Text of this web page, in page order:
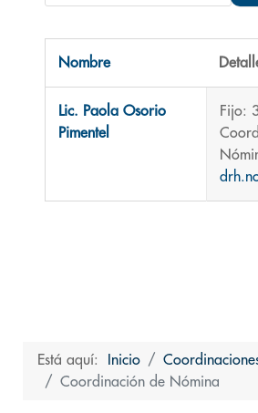
Nombre
Lic. Paola Osorio
Pimentel
Fijo:
Está aquí: Inicio
Coordinación de Nómina